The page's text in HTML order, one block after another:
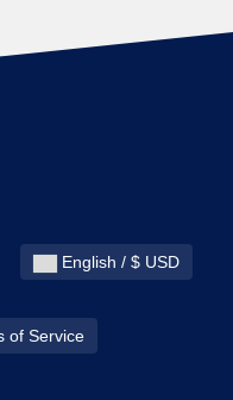
English / $ USD
of Service